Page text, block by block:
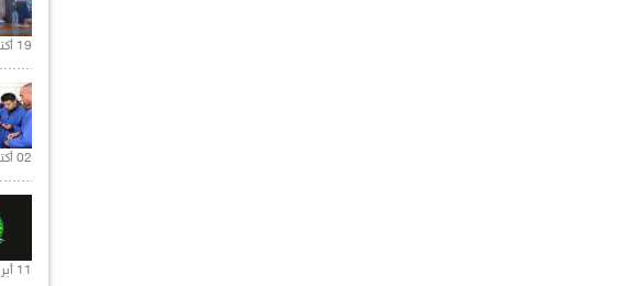
19 أكتوبر 2020 |
02 أكتوبر 2020 |
11 أبريل 2020 |